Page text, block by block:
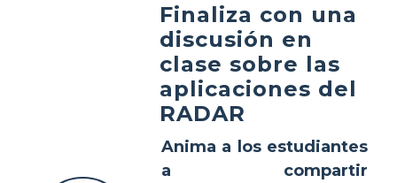
Finaliza con una
discusión en
clase sobre las
aplicaciones del
RADAR
Anima a los estudiantes
a compartir